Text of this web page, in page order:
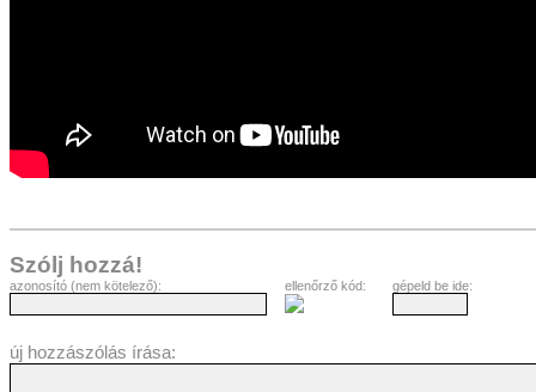
Szólj hozzá!
azonosító (nem kötelező): ellenőrző kód: gépeld be ide:
új hozzászólás írása: